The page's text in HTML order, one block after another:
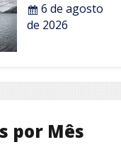
6 de agosto
de 2026
por Mês